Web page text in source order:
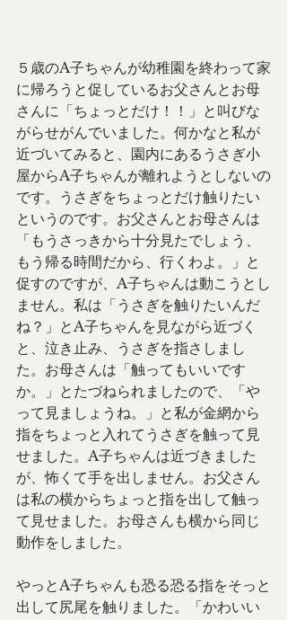
５歳のA子ちゃんが幼稚園を終わって家
に帰ろうと促しているお父さんとお母
さんに「ちょっとだけ！！」と叫びな
がらせがんでいました。何かなと私が
近づいてみると、園内にあるうさぎ小
屋からA子ちゃんが離れようとしないの
です。うさぎをちょっとだけ触りたい
というのです。お父さんとお母さんは
「もうさっきから十分見たでしょう、
もう帰る時間だから、行くわよ。」と
促すのですが、A子ちゃんは動こうとし
ません。私は「うさぎを触りたいんだ
ね？」とA子ちゃんを見ながら近づく
と、泣き止み、うさぎを指さしまし
た。お母さんは「触ってもいいです
か。」とたづねられましたので、「や
って見ましょうね。」と私が金網から
指をちょっと入れてうさぎを触って見
せました。A子ちゃんは近づきました
が、怖くて手を出しません。お父さん
は私の横からちょっと指を出して触っ
て見せました。お母さんも横から同じ
動作をしました。
やっとA子ちゃんも恐る恐る指をそっと
出して尻尾を触りました。「かわいい